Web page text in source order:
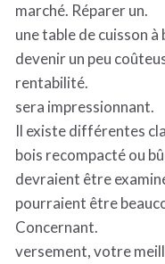
marché. Réparer un.
une table de cuisson
devenir un peu
rentabilité.
sera impressionnant.
Il existe différentes
bois recompacté ou
devraient être
pourraient être
Concernant.
versement, votre